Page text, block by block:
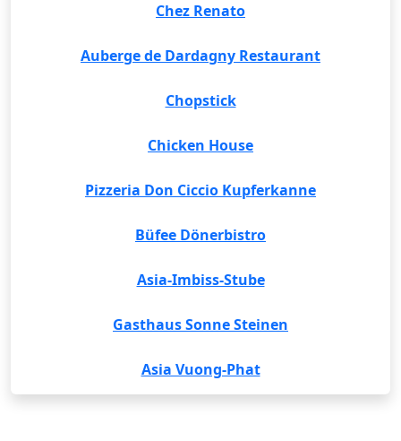
Chez Renato
Auberge de Dardagny Restaurant
Chopstick
Chicken House
Pizzeria Don Ciccio Kupferkanne
Büfee Dönerbistro
Asia-Imbiss-Stube
Gasthaus Sonne Steinen
Asia Vuong-Phat